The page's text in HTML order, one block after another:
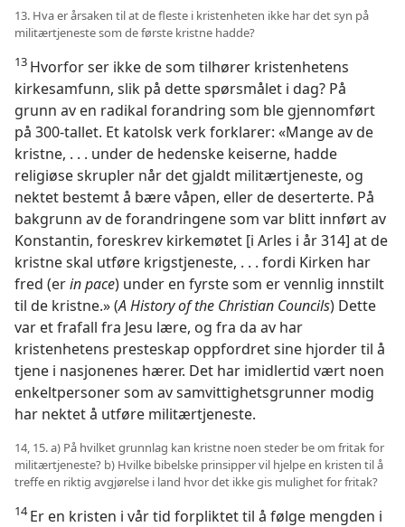
13. Hva er årsaken til at de fleste i kristenheten ikke har det syn på
militærtjeneste som de første kristne hadde?
13 Hvorfor ser ikke de som tilhører kristenhetens
kirkesamfunn, slik på dette spørsmålet i dag? På
grunn av en radikal forandring som ble gjennomført
på 300-tallet. Et katolsk verk forklarer: «Mange av de
kristne, . . . under de hedenske keiserne, hadde
religiøse skrupler når det gjaldt militærtjeneste, og
nektet bestemt å bære våpen, eller de deserterte. På
bakgrunn av de forandringene som var blitt innført av
Konstantin, foreskrev kirkemøtet [i Arles i år 314] at de
kristne skal utføre krigstjeneste, . . . fordi Kirken har
fred (erin pace) under en fyrste som er vennlig innstilt
til de kristne.» (A History of the Christian Councils) Dette
var et frafall fra Jesu lære, og fra da av har
kristenhetens presteskap oppfordret sine hjorder til å
tjene i nasjonenes hærer. Det har imidlertid vært noen
enkeltpersoner som av samvittighetsgrunner modig
har nektet å utføre militærtjeneste.
14, 15. a) På hvilket grunnlag kan kristne noen steder be om fritak for
militærtjeneste? b) Hvilke bibelske prinsipper vil hjelpe en kristen til å
treffe en riktig avgjørelse i land hvor det ikke gis mulighet for fritak?
14Er en kristen i vår tid forpliktet til å følge mengden i